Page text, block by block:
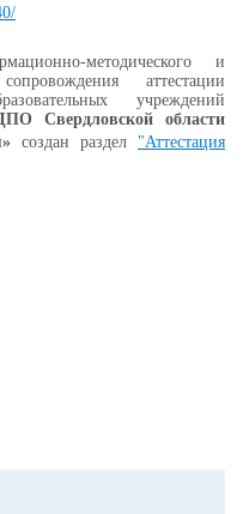
методического и
аттестации
учреждений
Свердловской области
создан раздел "Аттестация